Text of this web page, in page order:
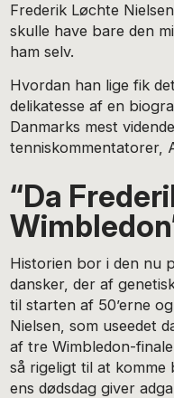
Frederik Løchte
skulle have bare den
ham selv.
Hvordan han lige fik
delikatesse af en
Danmarks mest
tenniskommentatorer,
“Da
Historien bor i den nu
dansker, der af
til starten af 50’erne
Nielsen, som useedet
af tre Wimbledon-
så rigeligt til at komme
ens dødsdag giver